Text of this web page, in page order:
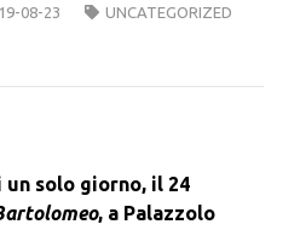
08-23 UNCATEGORIZED
un solo giorno, il 24
, a Palazzolo